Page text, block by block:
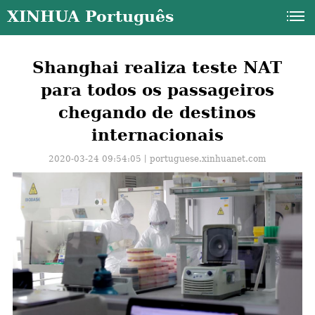
XINHUA Português
Shanghai realiza teste NAT
para todos os passageiros
chegando de destinos
internacionais
2020-03-24 09:54:05丨portuguese.xinhuanet.com